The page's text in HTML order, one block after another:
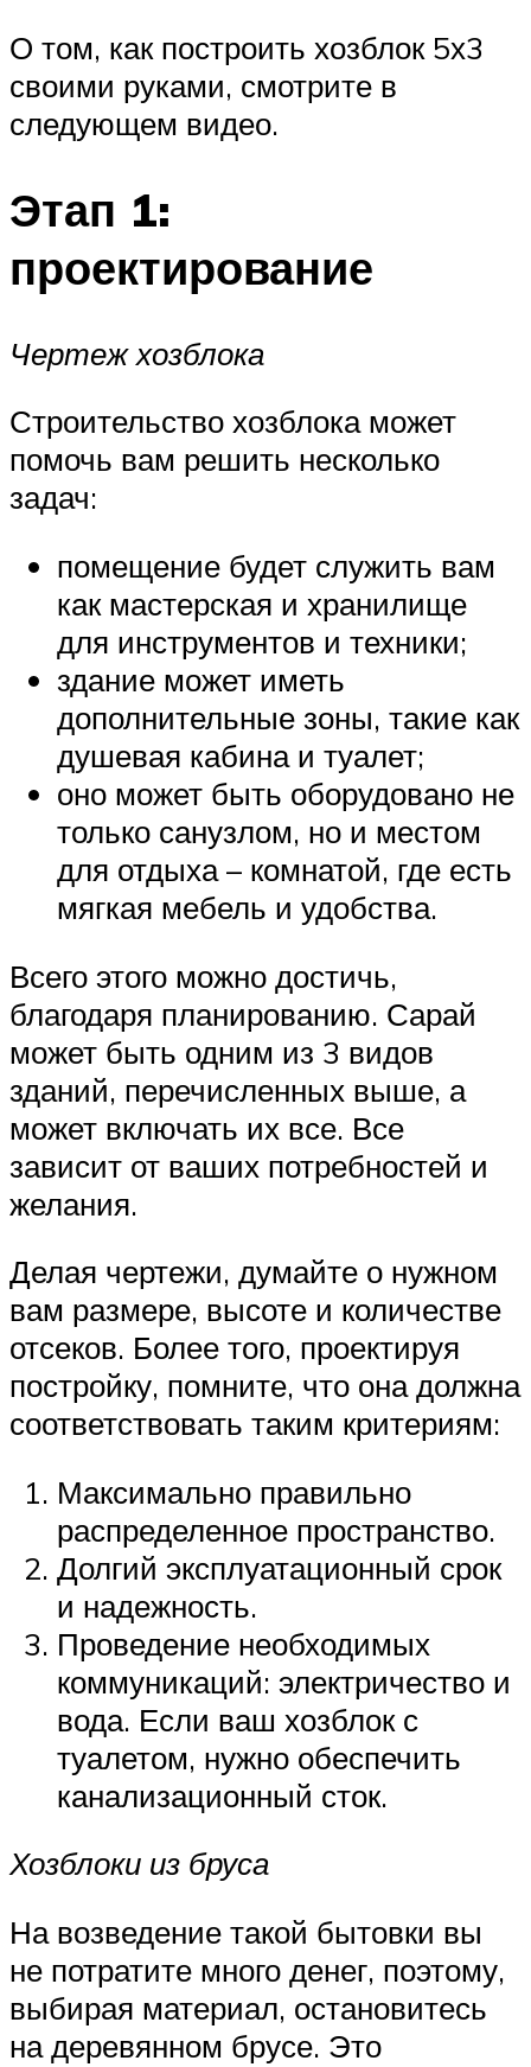
О том, как построить хозблок 5х3
своими руками, смотрите в
следующем видео.
Этап 1:
проектирование
Чертеж хозблока
Строительство хозблока может
помочь вам решить несколько
задач:
помещение будет служить вам
как мастерская и хранилище
для инструментов и техники;
здание может иметь
дополнительные зоны, такие как
душевая кабина и туалет;
оно может быть оборудовано не
только санузлом, но и местом
для отдыха – комнатой, где есть
мягкая мебель и удобства.
Всего этого можно достичь,
благодаря планированию. Сарай
может быть одним из 3 видов
зданий, перечисленных выше, а
может включать их все. Все
зависит от ваших потребностей и
желания.
Делая чертежи, думайте о нужном
вам размере, высоте и количестве
отсеков. Более того, проектируя
постройку, помните, что она должна
соответствовать таким критериям:
Максимально правильно
распределенное пространство.
Долгий эксплуатационный срок
и надежность.
Проведение необходимых
коммуникаций: электричество и
вода. Если ваш хозблок с
туалетом, нужно обеспечить
канализационный сток.
Хозблоки из бруса
На возведение такой бытовки вы
не потратите много денег, поэтому,
выбирая материал, остановитесь
на деревянном брусе. Это